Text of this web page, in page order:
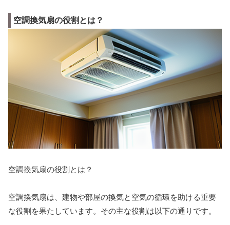
空調換気扇の役割とは？
空調換気扇の役割とは？
空調換気扇は、建物や部屋の換気と空気の循環を助ける重要
な役割を果たしています。その主な役割は以下の通りです。